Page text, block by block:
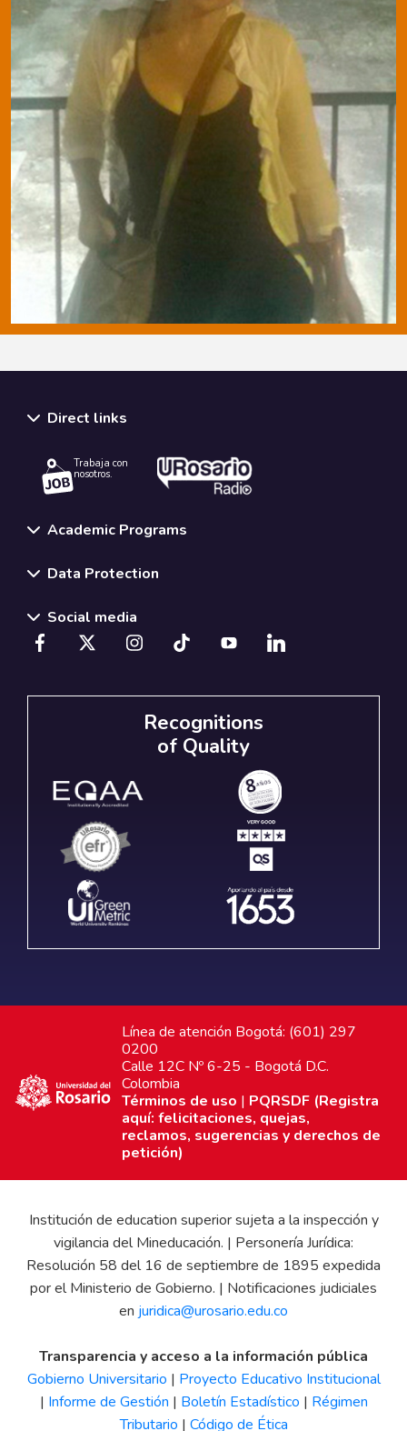
Direct links
Trabaja con
nosotros.
Academic Programs
Data Protection
Social media
Recognitions
of Quality
Línea de atención Bogotá: (601) 297
0200
Calle 12C Nº 6-25 - Bogotá D.C.
Colombia
Términos de uso | PQRSDF (Registra
aquí: felicitaciones, quejas,
reclamos, sugerencias y derechos de
petición)
Institución de education superior sujeta a la inspección y
vigilancia del Mineducación. | Personería Jurídica:
Resolución 58 del 16 de septiembre de 1895 expedida
por el Ministerio de Gobierno. | Notificaciones judiciales
en juridica@urosario.edu.co
Transparencia y acceso a la información pública
Gobierno Universitario | Proyecto Educativo Institucional
| Informe de Gestión | Boletín Estadístico | Régimen
Tributario | Código de Ética